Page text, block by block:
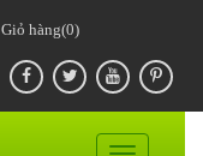
Giỏ hàng(0)